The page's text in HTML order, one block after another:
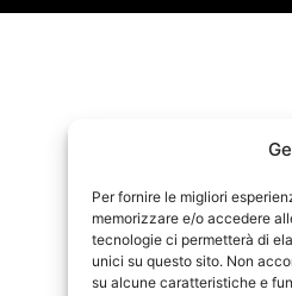
Per fornire le migliori
memorizzare e/o accedere
tecnologie ci permetterà di
unici su questo sito. Non
su alcune caratteristiche e